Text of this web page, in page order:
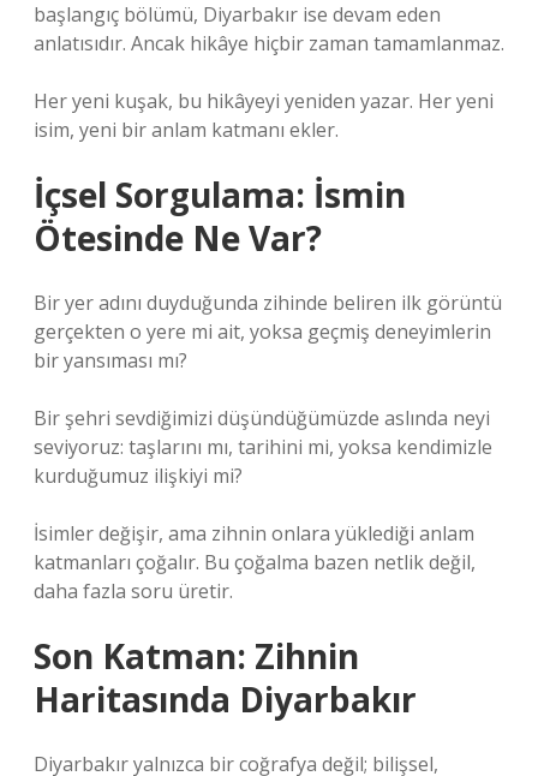
başlangıç bölümü, Diyarbakır ise devam eden
anlatısıdır. Ancak hikâye hiçbir zaman tamamlanmaz.
Her yeni kuşak, bu hikâyeyi yeniden yazar. Her yeni
isim, yeni bir anlam katmanı ekler.
İçsel Sorgulama: İsmin
Ötesinde Ne Var?
Bir yer adını duyduğunda zihinde beliren ilk görüntü
gerçekten o yere mi ait, yoksa geçmiş deneyimlerin
bir yansıması mı?
Bir şehri sevdiğimizi düşündüğümüzde aslında neyi
seviyoruz: taşlarını mı, tarihini mi, yoksa kendimizle
kurduğumuz ilişkiyi mi?
İsimler değişir, ama zihnin onlara yüklediği anlam
katmanları çoğalır. Bu çoğalma bazen netlik değil,
daha fazla soru üretir.
Son Katman: Zihnin
Haritasında Diyarbakır
Diyarbakır yalnızca bir coğrafya değil; bilişsel,